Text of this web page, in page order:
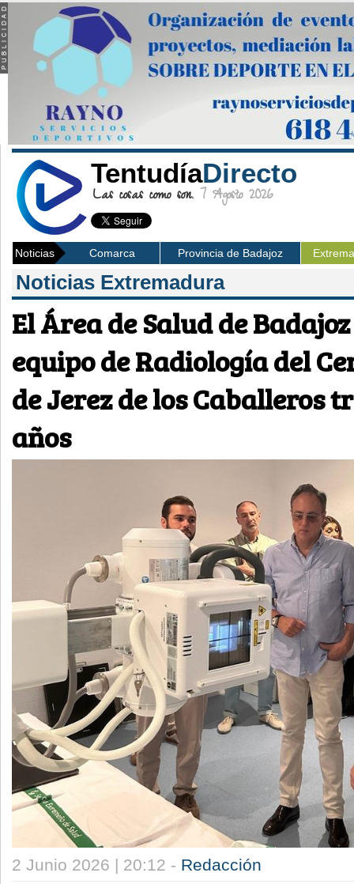
TentudíaDirecto
Las cosas como son. 7 Agosto 2026
Noticias Comarca Provincia de Badajoz
Noticias Extremadura
El Área de Salud de
equipo de Radiología del
de Jerez de los Caballeros
años
2 Junio 2026 | 20:12 - Redacción